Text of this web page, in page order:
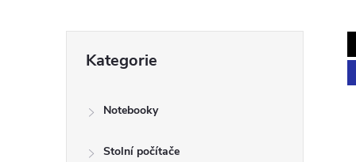
kategorie
Kategorie
Notebooky
Stolní počítače